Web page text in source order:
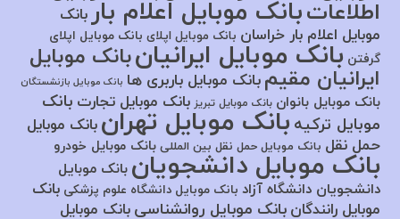
اطلاعاتبانک موبایل اعلام باربانک
موبایل اعلام بار خراسان بانک موبایل اپلای بانک موبایل اپلای
گرفتن بانک موبایل ایرانیانبانک موبایل
ایرانیان مقیم بانک موبایل باربری ها بانک موبایل بازنشستگان
بانک موبایل بانوان بانک موبایل تبریز بانک موبایل تجارت بانک
موبایل ترکیه بانک موبایل تهران بانک موبایل
حمل نقل بانک موبایل حمل نقل بین المللی بانک موبایل خودرو
بانک موبایل دانشجویان بانک موبایل
دانشجویان دانشگاه آزاد بانک موبایل دانشگاه علوم پزشکی بانک
موبایل رانندگان بانک موبایل روانشناسی بانک موبایل